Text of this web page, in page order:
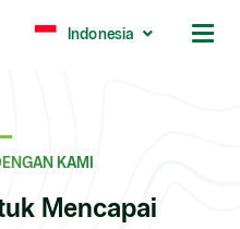
Indonesia
KAMI
Mencapai